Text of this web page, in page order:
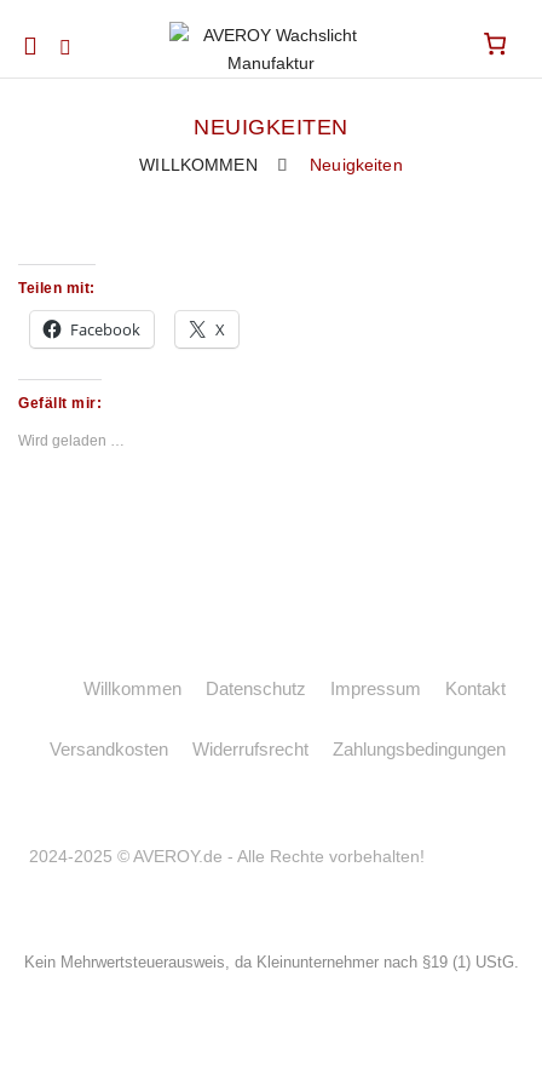
Mobile
NEUIGKEITEN
WILLKOMMEN Neuigkeiten
Teilen mit:
Facebook X
Gefällt mir:
Wird geladen …
Willkommen Datenschutz Impressum Kontakt
Versandkosten Widerrufsrecht Zahlungsbedingungen
2024-2025 © AVEROY.de - Alle Rechte vorbehalten!
Kein Mehrwertsteuerausweis, da Kleinunternehmer nach §19 (1) UStG.